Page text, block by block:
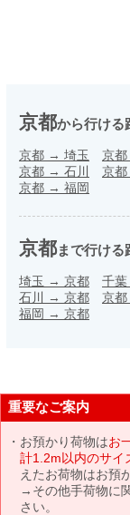
京都から行ける
京都 → 埼玉 京都
京都 → 石川 京都
京都 → 福岡
京都まで行ける
埼玉 → 京都 千葉
石川 → 京都 京都
福岡 → 京都
重要なご案内
お預かり荷物はお
計1.2m以内のサイ
えたお荷物はお預
→その他手荷物に
さい。